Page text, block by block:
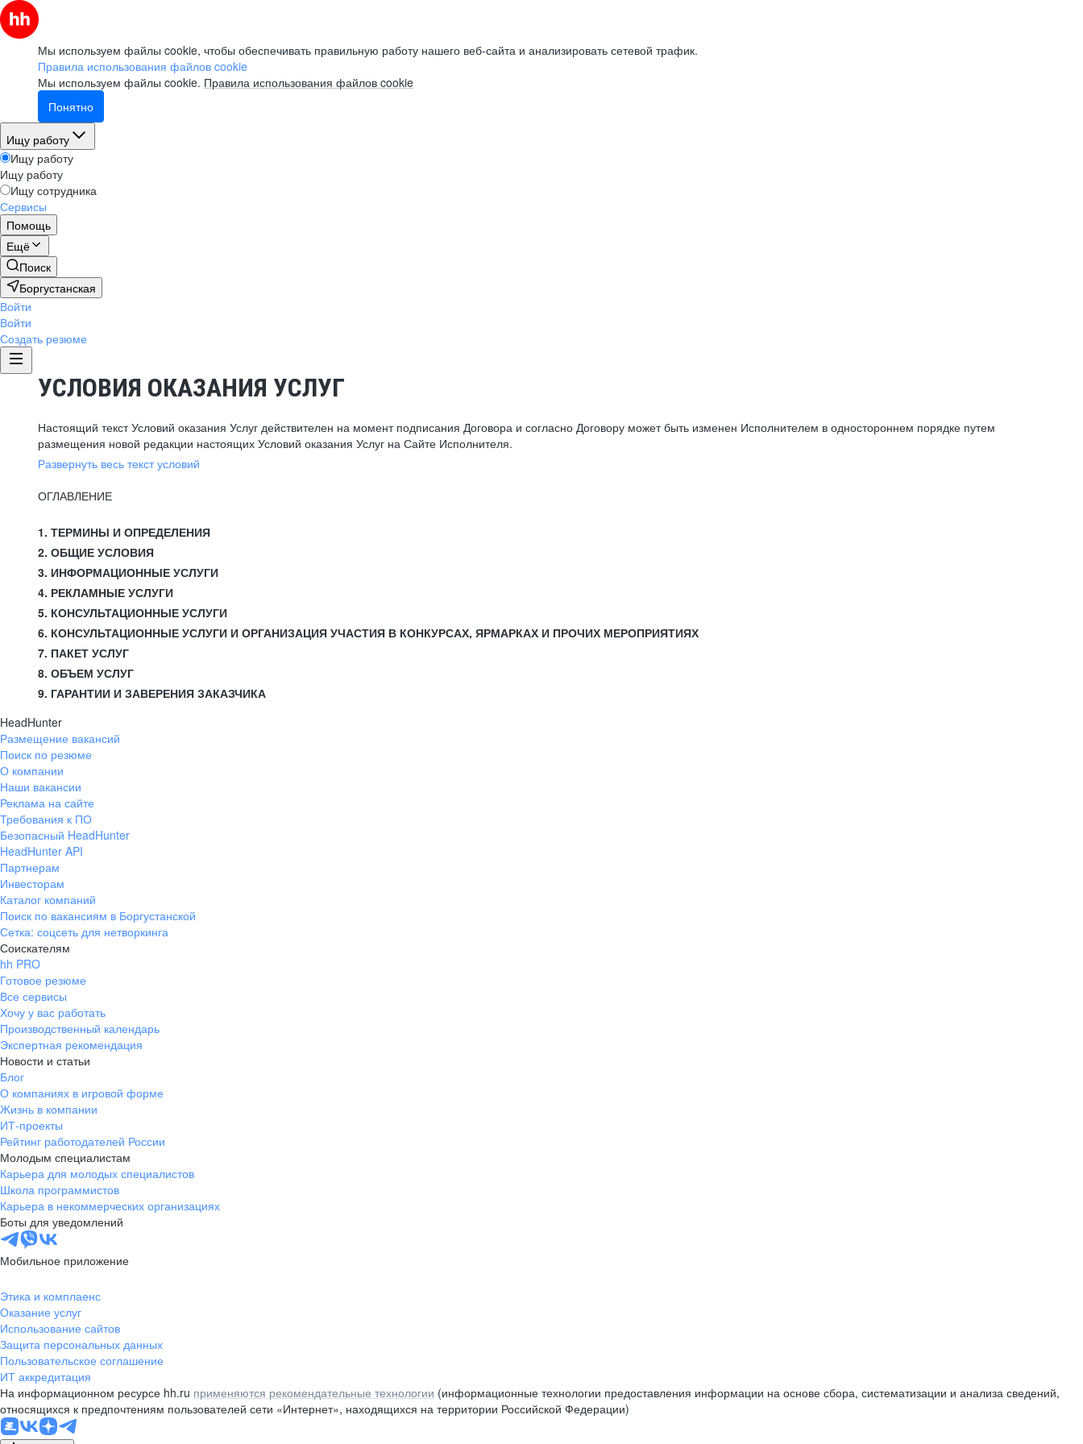
Мы используем файлы cookie, чтобы обеспечивать правильную работу нашего веб-сайта и анализировать сетевой трафик.
Правила использования файлов cookie
Мы используем файлы cookie. Правила использования файлов cookie
Понятно
Ищу работу
Ищу работу
Ищу работу
Ищу сотрудника
Сервисы
Помощь
Ещё
Поиск
Боргустанская
Войти
Войти
Создать резюме
УСЛОВИЯ ОКАЗАНИЯ УСЛУГ
Настоящий текст Условий оказания Услуг действителен на момент подписания Договора и согласно Договору может быть изменен Исполнителем в одностороннем порядке путем
размещения новой редакции настоящих Условий оказания Услуг на Сайте Исполнителя.
Развернуть весь текст условий
ОГЛАВЛЕНИЕ
1. ТЕРМИНЫ И ОПРЕДЕЛЕНИЯ
2. ОБЩИЕ УСЛОВИЯ
3. ИНФОРМАЦИОННЫЕ УСЛУГИ
4. РЕКЛАМНЫЕ УСЛУГИ
5. КОНСУЛЬТАЦИОННЫЕ УСЛУГИ
6. КОНСУЛЬТАЦИОННЫЕ УСЛУГИ И ОРГАНИЗАЦИЯ УЧАСТИЯ В КОНКУРСАХ, ЯРМАРКАХ И ПРОЧИХ МЕРОПРИЯТИЯХ
7. ПАКЕТ УСЛУГ
8. ОБЪЕМ УСЛУГ
9. ГАРАНТИИ И ЗАВЕРЕНИЯ ЗАКАЗЧИКА
HeadHunter
Размещение вакансий
Поиск по резюме
О компании
Наши вакансии
Реклама на сайте
Требования к ПО
Безопасный HeadHunter
HeadHunter API
Партнерам
Инвесторам
Каталог компаний
Поиск по вакансиям в Боргустанской
Сетка: соцсеть для нетворкинга
Соискателям
hh PRO
Готовое резюме
Все сервисы
Хочу у вас работать
Производственный календарь
Экспертная рекомендация
Новости и статьи
Блог
О компаниях в игровой форме
Жизнь в компании
ИТ-проекты
Рейтинг работодателей России
Молодым специалистам
Карьера для молодых специалистов
Школа программистов
Карьера в некоммерческих организациях
Боты для уведомлений
Мобильное приложение
Этика и комплаенс
Оказание услуг
Использование сайтов
Защита персональных данных
Пользовательское соглашение
ИТ аккредитация
На информационном ресурсе hh.ru применяются рекомендательные технологии (информационные технологии предоставления информации на основе сбора, систематизации и анализа сведений,
относящихся к предпочтениям пользователей сети «Интернет», находящихся на территории Российской Федерации)